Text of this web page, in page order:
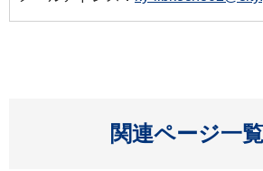
関連ページ一覧
開く